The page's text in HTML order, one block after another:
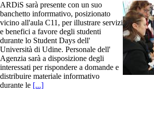
ARDiS sarà presente con un suo
banchetto inforrmativo, posizionato
vicino all'aula C11, per illustrare servizi
e benefici a favore degli studenti
durante lo Student Days dell'
Università di Udine. Personale dell'
Agenzia sarà a disposizione degli
interessati per rispondere a domande e
distribuire materiale informativo
durante le [...]